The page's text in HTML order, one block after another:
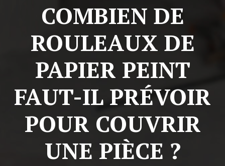
COMBIEN DE
ROULEAUX DE
PAPIER PEINT
FAUT-IL PRÉVOIR
POUR COUVRIR
UNE PIÈCE ?